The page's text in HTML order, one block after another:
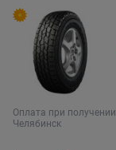
Оплата при получении
Челябинск